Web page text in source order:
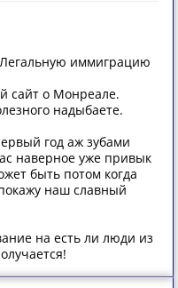
иммиграцию
сайт о Монреале.
надыбаете.
год аж зубами
наверное уже привык
быть потом когда
наш славный
на есть ли люди из